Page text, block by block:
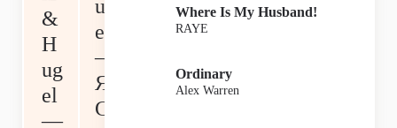
&
H
ug
el
—
ug
el
—
Я
С
Where Is My Husband!
RAYE
Ordinary
Alex Warren